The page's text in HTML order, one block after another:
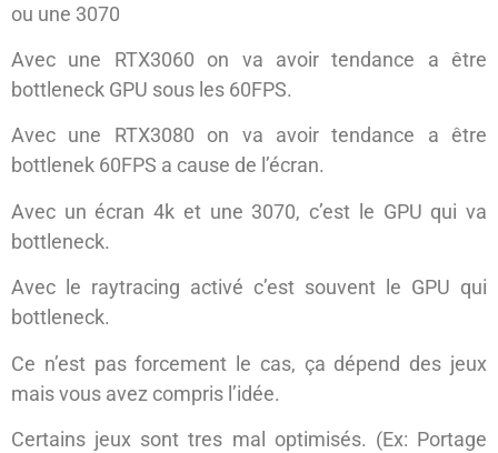
ou une 3070
Avec une RTX3060 on va avoir tendance a être
bottleneck GPU sous les 60FPS.
Avec une RTX3080 on va avoir tendance a être
bottlenek 60FPS a cause de l’écran.
Avec un écran 4k et une 3070, c’est le GPU qui va
bottleneck.
Avec le raytracing activé c’est souvent le GPU qui
bottleneck.
Ce n’est pas forcement le cas, ça dépend des jeux
mais vous avez compris l’idée.
Certains jeux sont tres mal optimisés. (Ex: Portage